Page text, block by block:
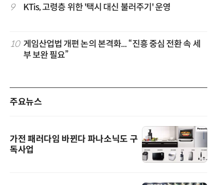
9 KTis, 고령층 위한 '택시 대신 불러주기' 운영
10 게임산업법 개편 논의 본격화... “진흥 중심 전환 속 세
부 보완 필요”
주요뉴스
가전 패러다임 바뀐다 파나소닉도 구
독사업